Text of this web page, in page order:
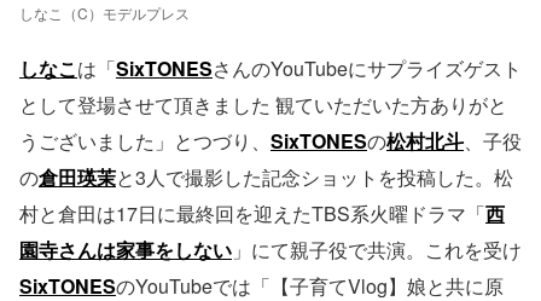
しなこ（C）モデルプレス
しなこは「SixTONESさんのYouTubeにサプライズゲスト
として登場させて頂きました 観ていただいた方ありがと
うございました」とつづり、 SixTONESの松村北斗、子役
の倉田瑛茉と3人で撮影した記念ショットを投稿した。松
村と倉田は17日に最終回を迎えたTBS系火曜ドラマ「西
園寺さんは家事をしない 」にて親子役で共演。これを受け
SixTONESのYouTubeでは「【子育てVlog】娘と共に原